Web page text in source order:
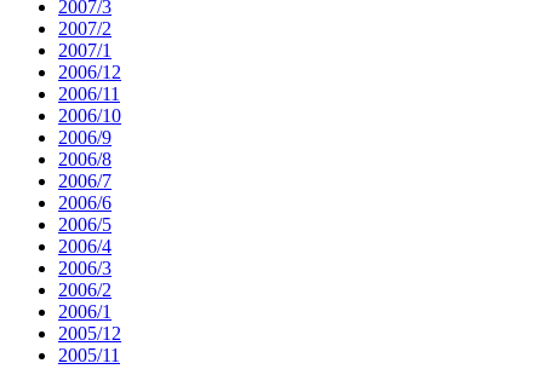
2007/3
2007/2
2007/1
2006/12
2006/11
2006/10
2006/9
2006/8
2006/7
2006/6
2006/5
2006/4
2006/3
2006/2
2006/1
2005/12
2005/11